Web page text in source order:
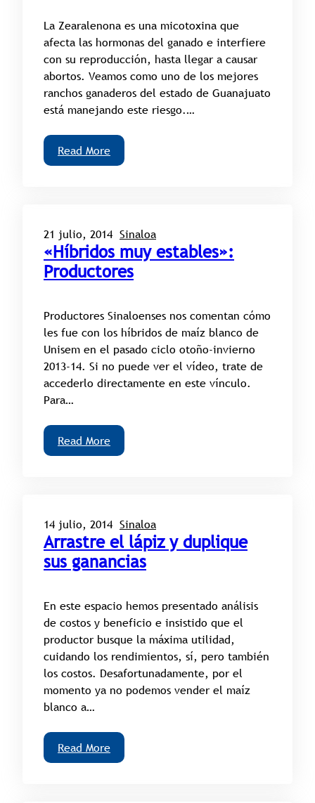
La Zearalenona es una micotoxina que
afecta las hormonas del ganado e interfiere
con su reproducción, hasta llegar a causar
abortos. Veamos como uno de los mejores
ranchos ganaderos del estado de Guanajuato
está manejando este riesgo.…
Read More
21 julio, 2014 Sinaloa
«Híbridos muy estables»:
Productores
Productores Sinaloenses nos comentan cómo
les fue con los híbridos de maíz blanco de
Unisem en el pasado ciclo otoño-invierno
2013-14. Si no puede ver el vídeo, trate de
accederlo directamente en este vínculo.
Para…
Read More
14 julio, 2014 Sinaloa
Arrastre el lápiz y duplique
sus ganancias
En este espacio hemos presentado análisis
de costos y beneficio e insistido que el
productor busque la máxima utilidad,
cuidando los rendimientos, sí, pero también
los costos. Desafortunadamente, por el
momento ya no podemos vender el maíz
blanco a…
Read More